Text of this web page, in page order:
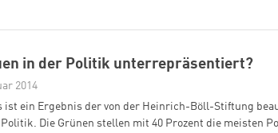
in der Politik unterrepräsentiert?
2014
ist ein Ergebnis der von der Heinrich-Böll-Stiftung
Die Grünen stellen mit 40 Prozent die meisten
Zum Warenkorb